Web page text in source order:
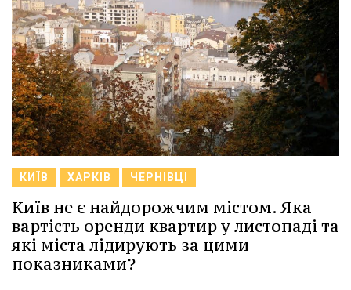
КИЇВ ХАРКІВ ЧЕРНІВЦІ
Київ не є найдорожчим містом. Яка
вартість оренди квартир у листопаді та
які міста лідирують за цими
показниками?